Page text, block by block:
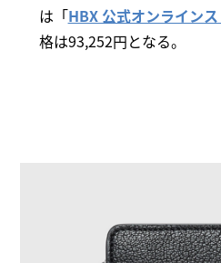
は「HBX 公式オンライン
格は93,252円となる。